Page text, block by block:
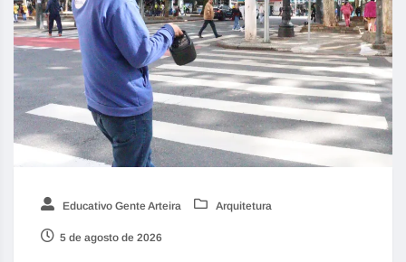
Educativo Gente Arteira Arquitetura
5 de agosto de 2026